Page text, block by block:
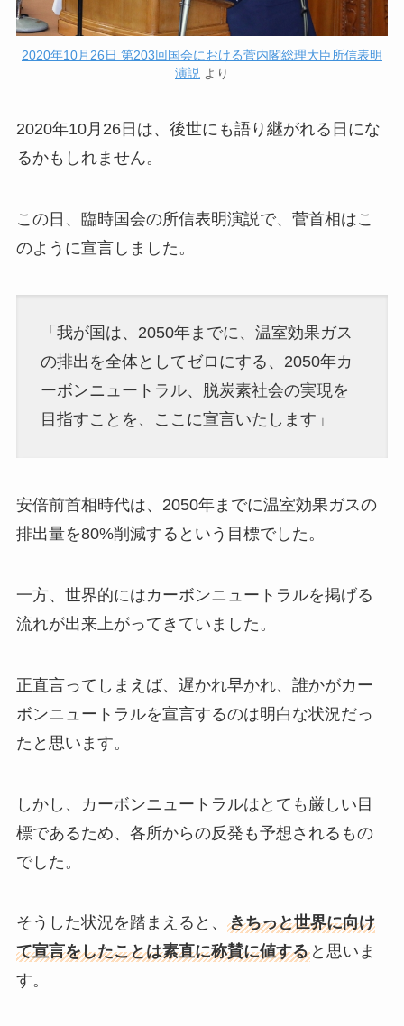
2020年10月26日 第203回国会における菅内閣総理大臣所信表明
演説 より
2020年10月26日は、後世にも語り継がれる日にな
るかもしれません。
この日、臨時国会の所信表明演説で、菅首相はこ
のように宣言しました。
「我が国は、2050年までに、温室効果ガス
の排出を全体としてゼロにする、2050年カ
ーボンニュートラル、脱炭素社会の実現を
目指すことを、ここに宣言いたします」
安倍前首相時代は、2050年までに温室効果ガスの
排出量を80%削減するという目標でした。
一方、世界的にはカーボンニュートラルを掲げる
流れが出来上がってきていました。
正直言ってしまえば、遅かれ早かれ、誰かがカー
ボンニュートラルを宣言するのは明白な状況だっ
たと思います。
しかし、カーボンニュートラルはとても厳しい目
標であるため、各所からの反発も予想されるもの
でした。
そうした状況を踏まえると、 きちっと世界に向け
て宣言をしたことは素直に称賛に値すると思いま
す。